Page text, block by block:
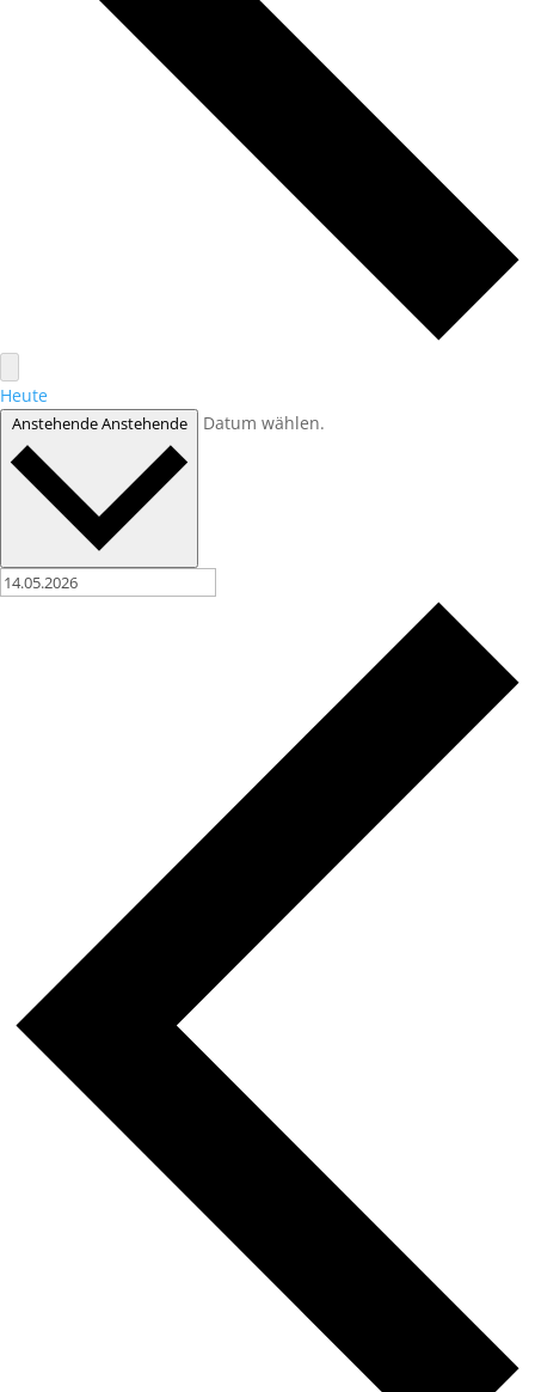
Heute
AnstehendeAnstehende Datum wählen.